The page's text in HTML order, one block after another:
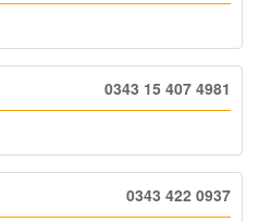
0343 15 407 4981
0343 422 0937